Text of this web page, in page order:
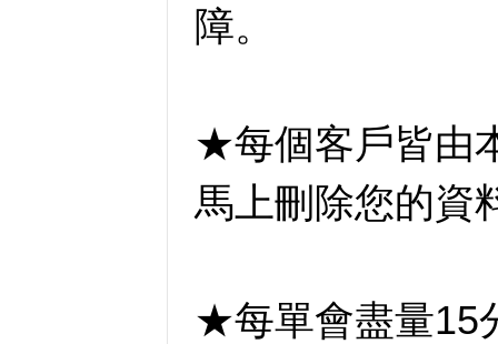
障。
★每個客戶皆由
馬上刪除您的資
★每單會盡量15